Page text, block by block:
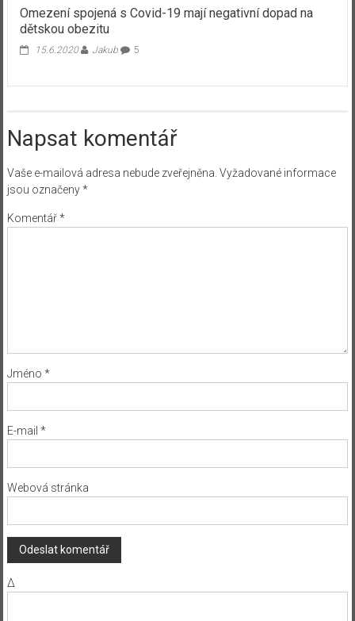
Omezení spojená s Covid-19 mají negativní dopad na
dětskou obezitu
15.6.2020 Jakub 5
Napsat komentář
Vaše e-mailová adresa nebude zveřejněna. Vyžadované informace
jsou označeny*
Komentář*
Jméno *
E-mail *
Webová stránka
Δ